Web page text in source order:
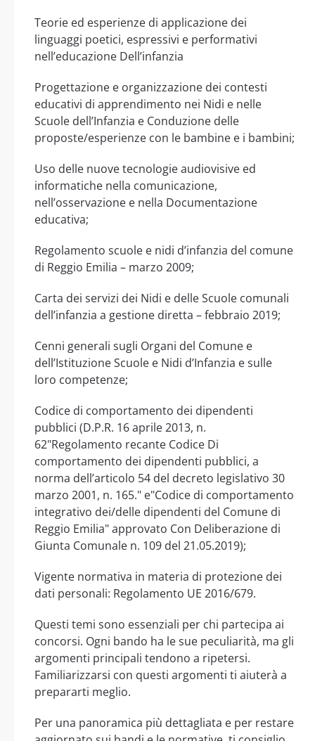
Teorie ed esperienze di applicazione dei
linguaggi poetici, espressivi e performativi
nell’educazione Dell’infanzia
Progettazione e organizzazione dei contesti
educativi di apprendimento nei Nidi e nelle
Scuole dell’Infanzia e Conduzione delle
proposte/esperienze con le bambine e i bambini;
Uso delle nuove tecnologie audiovisive ed
informatiche nella comunicazione,
nell’osservazione e nella Documentazione
educativa;
Regolamento scuole e nidi d’infanzia del comune
di Reggio Emilia – marzo 2009;
Carta dei servizi dei Nidi e delle Scuole comunali
dell’infanzia a gestione diretta – febbraio 2019;
Cenni generali sugli Organi del Comune e
dell’Istituzione Scuole e Nidi d’Infanzia e sulle
loro competenze;
Codice di comportamento dei dipendenti
pubblici (D.P.R. 16 aprile 2013, n.
62"Regolamento recante Codice Di
comportamento dei dipendenti pubblici, a
norma dell’articolo 54 del decreto legislativo 30
marzo 2001, n. 165." e"Codice di comportamento
integrativo dei/delle dipendenti del Comune di
Reggio Emilia" approvato Con Deliberazione di
Giunta Comunale n. 109 del 21.05.2019);
Vigente normativa in materia di protezione dei
dati personali: Regolamento UE 2016/679.
Questi temi sono essenziali per chi partecipa ai
concorsi. Ogni bando ha le sue peculiarità, ma gli
argomenti principali tendono a ripetersi.
Familiarizzarsi con questi argomenti ti aiuterà a
prepararti meglio.
Per una panoramica più dettagliata e per restare